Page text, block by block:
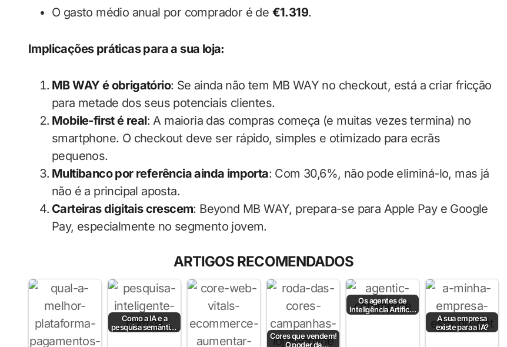
O gasto médio anual por comprador é de €1.319.
Implicações práticas para a sua loja:
MB WAY é obrigatório: Se ainda não tem MB WAY no checkout, está a criar fricção
para metade dos seus potenciais clientes.
Mobile-first é real: A maioria das compras começa (e muitas vezes termina) no
smartphone. O checkout deve ser rápido, simples e otimizado para ecrãs
pequenos.
Multibanco por referência ainda importa: Com 30,6%, não pode eliminá-lo, mas já
não é a principal aposta.
Carteiras digitais crescem: Beyond MB WAY, prepara-se para Apple Pay e Google
Pay, especialmente no segmento jovem.
ARTIGOS RECOMENDADOS
Como a IA e a
pesquisa semântica
podem aumentar a
Cores que vendem!
O poder da
Os agentes de
Inteligência Artificial
já compram por nós
A sua empresa
existe para a IA?